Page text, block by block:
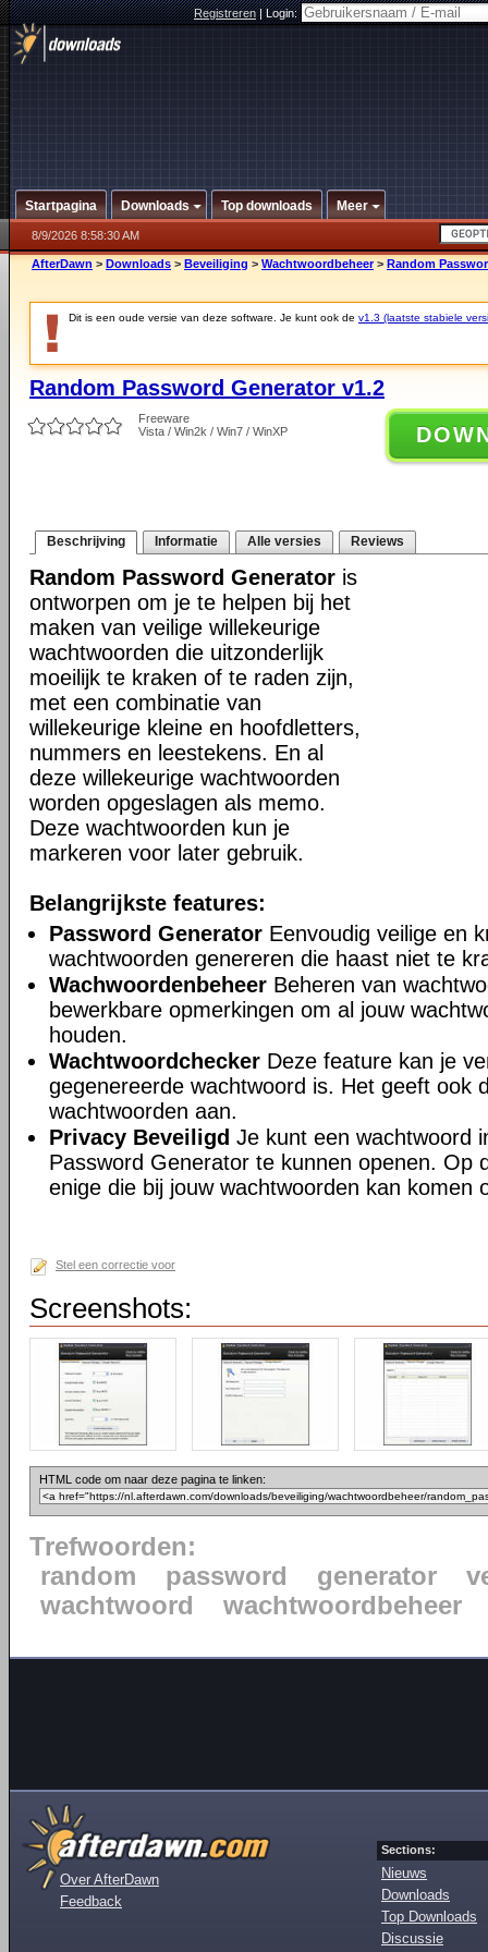
Registreren|Login:
Startpagina Downloads Top downloads Meer
8/9/2026 8:58:30 AM
AfterDawn > Downloads > Beveiliging > Wachtwoordbeheer > Random
Dit is een oude versie van deze software. Je kunt ook de v1.3 (laatste stabiele
Random Password Generator v1.2
Freeware
Vista / Win2k / Win7 / WinXP
Beschrijving Informatie Alle versies Reviews
Random Password Generator is
ontworpen om je te helpen bij het
maken van veilige willekeurige
wachtwoorden die uitzonderlijk
moeilijk te kraken of te raden zijn,
met een combinatie van
willekeurige kleine en hoofdletters,
nummers en leestekens. En al
deze willekeurige wachtwoorden
worden opgeslagen als memo.
Deze wachtwoorden kun je
markeren voor later gebruik.
Belangrijkste features:
Password Generator Eenvoudig veilige en
wachtwoorden genereren die haast niet te
Wachwoordenbeheer Beheren van
bewerkbare opmerkingen om al jouw
houden.
Wachtwoordchecker Deze feature kan je
gegenereerde wachtwoord is. Het geeft ook
wachtwoorden aan.
Privacy Beveiligd Je kunt een wachtwoord
Password Generator te kunnen openen. Op
enige die bij jouw wachtwoorden kan komen
Stel een correctie voor
Screenshots:
HTML code om naar deze pagina te linken:
Trefwoorden:
random
password generator
wachtwoord
wachtwoordbeheer
Over AfterDawn
Feedback
Sections:
Nieuws
Downloads
Top Downloads
Discussie